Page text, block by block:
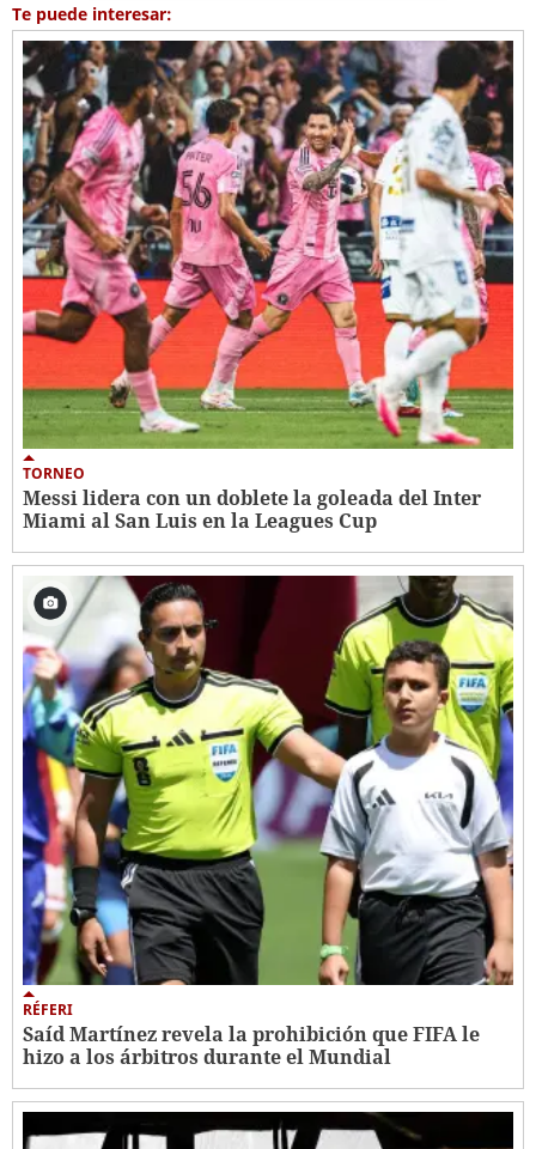
Te puede interesar:
TORNEO
Messi lidera con un doblete la goleada del Inter
Miami al San Luis en la Leagues Cup
RÉFERI
Saíd Martínez revela la prohibición que FIFA le
hizo a los árbitros durante el Mundial